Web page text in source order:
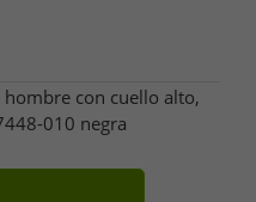
con cuello alto,
010 negra